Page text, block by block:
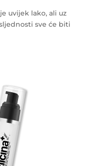
uvijek lako, ali uz
sve će biti